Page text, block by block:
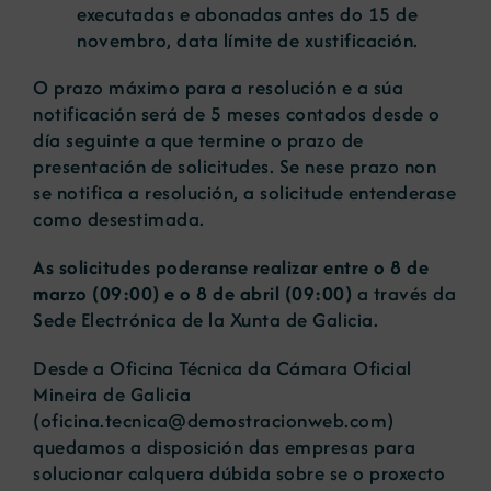
executadas e abonadas antes do 15 de
novembro, data límite de xustificación.
O prazo máximo para a resolución e a súa
notificación será de 5 meses contados desde o
día seguinte a que termine o prazo de
presentación de solicitudes. Se nese prazo non
se notifica a resolución, a solicitude entenderase
como desestimada.
As solicitudes poderanse realizar entre o 8 de
marzo (09:00) e o 8 de abril (09:00) a través da
Sede Electrónica de la Xunta de Galicia.
Desde a Oficina Técnica da Cámara Oficial
Mineira de Galicia
(oficina.tecnica@demostracionweb.com)
quedamos a disposición das empresas para
solucionar calquera dúbida sobre se o proxecto